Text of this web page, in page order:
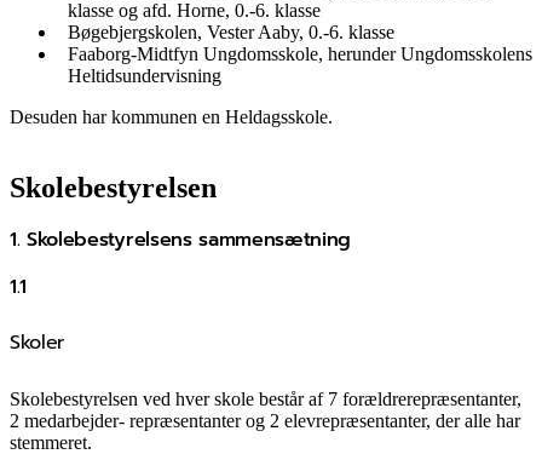
klasse og afd. Horne, 0.-6. klasse
Bøgebjergskolen, Vester Aaby, 0.-6. klasse
Faaborg-Midtfyn Ungdomsskole, herunder Ungdomsskolens
Heltidsundervisning
Desuden har kommunen en Heldagsskole.
Skolebestyrelsen
1. Skolebestyrelsens sammensætning
1.1
Skoler
Skolebestyrelsen ved hver skole består af 7 forældrerepræsentanter,
2 medarbejder- repræsentanter og 2 elevrepræsentanter, der alle har
stemmeret.